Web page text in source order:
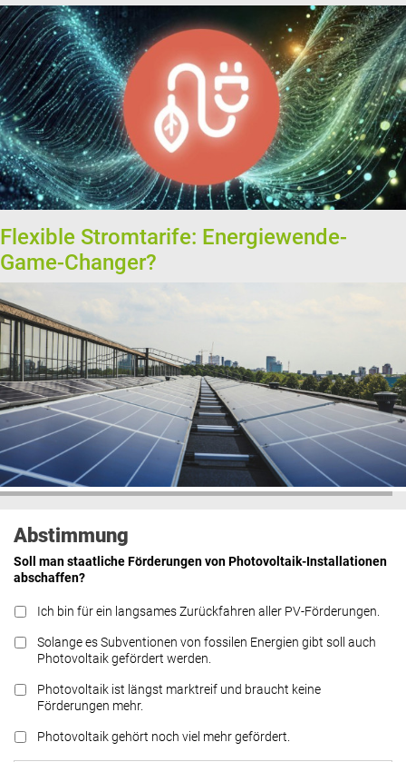
Flexible Stromtarife: Energiewende-
Game-Changer?
Abstimmung
Soll man staatliche Förderungen von Photovoltaik-Installationen
abschaffen?
Ich bin für ein langsames Zurückfahren aller PV-Förderungen.
Solange es Subventionen von fossilen Energien gibt soll auch
Photovoltaik gefördert werden.
Photovoltaik ist längst marktreif und braucht keine
Förderungen mehr.
Photovoltaik gehört noch viel mehr gefördert.